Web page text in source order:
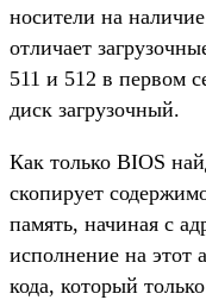
носители на
отличает
511 и 512 в первом
диск загрузочный.
Как только BIOS
скопирует
память, начиная с
исполнение на этот
кода, который